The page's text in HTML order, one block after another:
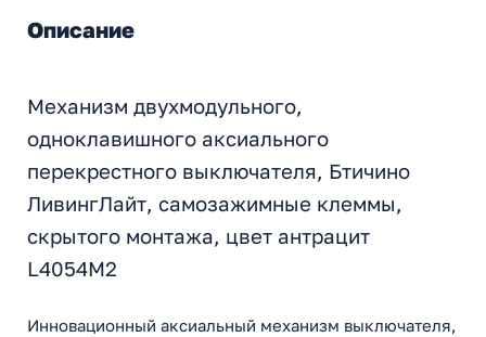
Описание
Механизм двухмодульного,
одноклавишного аксиального
перекрестного выключателя, Бтичино
ЛивингЛайт, самозажимные клеммы,
скрытого монтажа, цвет антрацит
L4054M2
Инновационный аксиальный механизм выключателя,